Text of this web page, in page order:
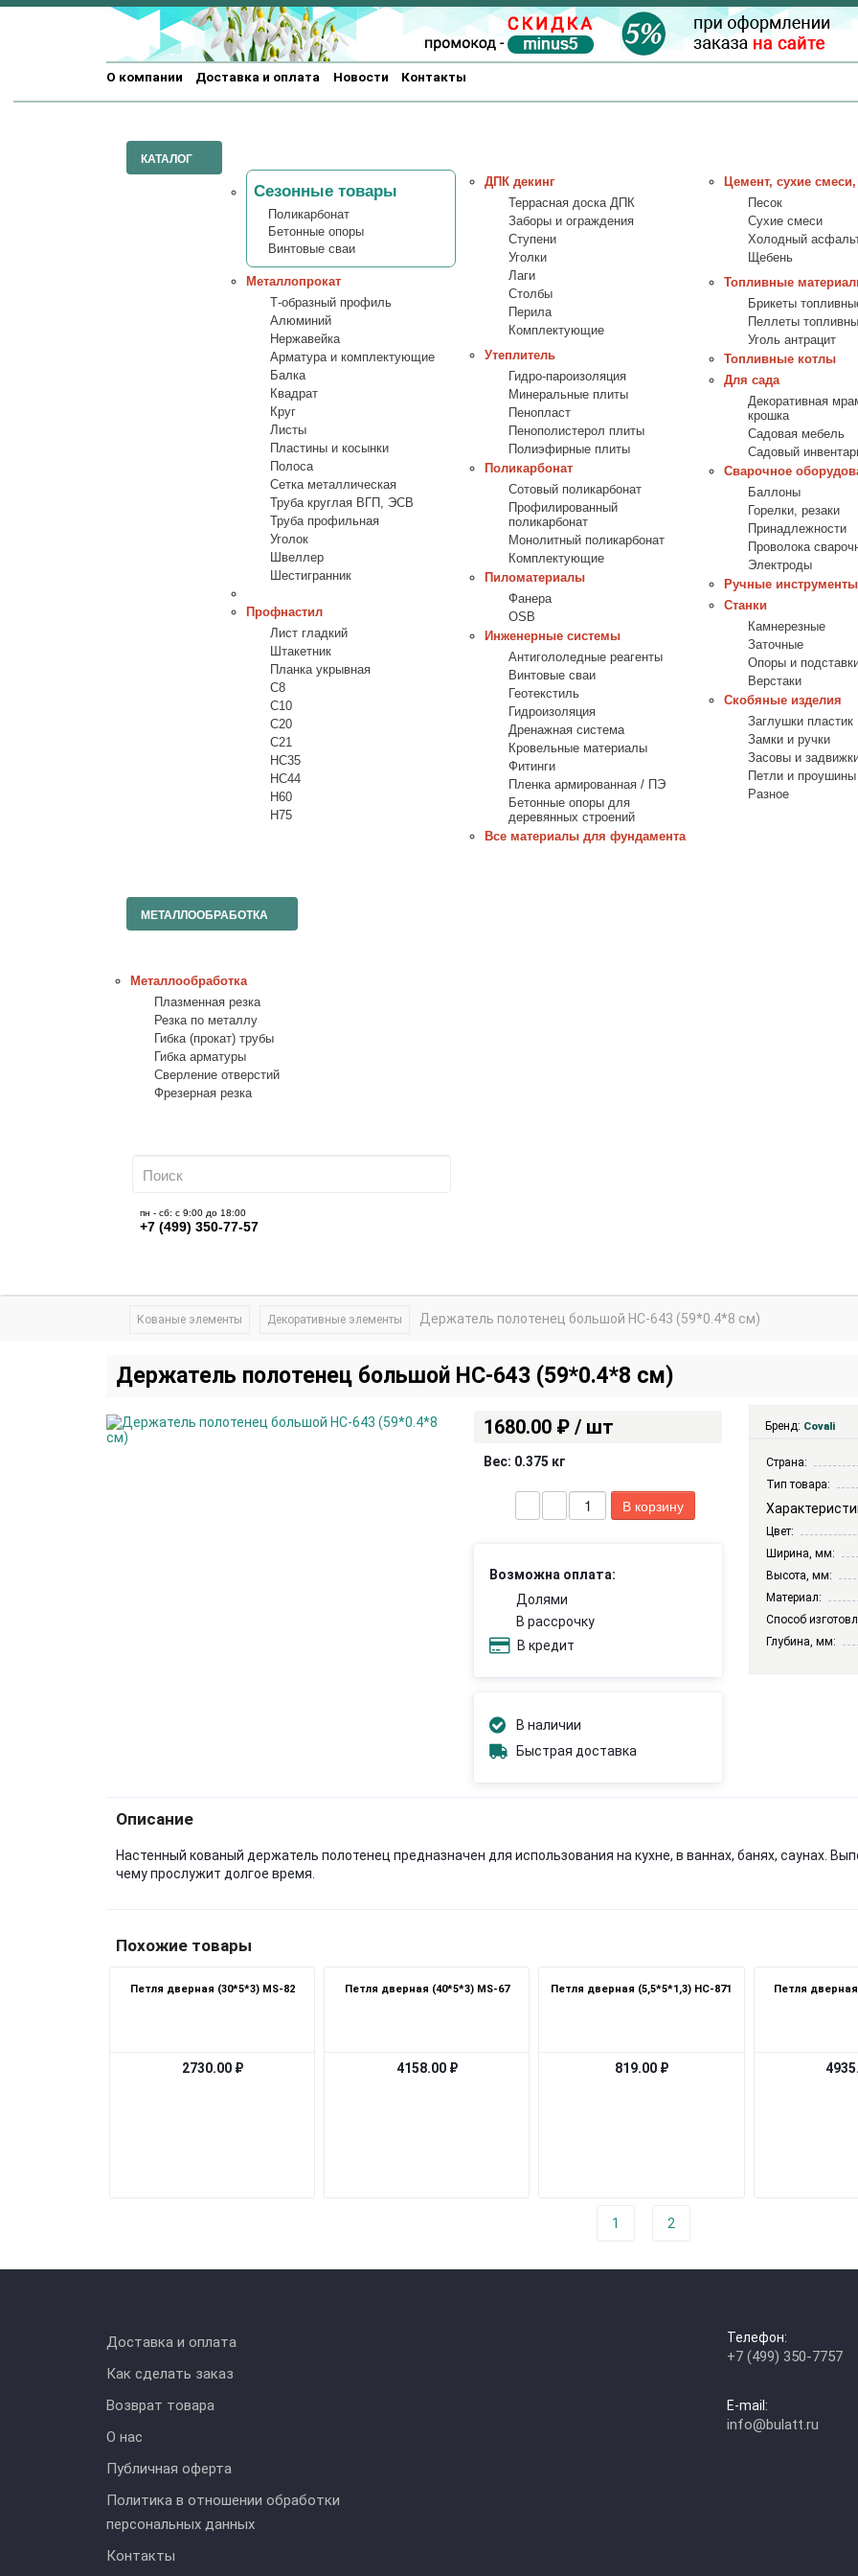
О компании Доставка и оплата Новости Контакты
КАТАЛОГ
Сезонные товары
Поликарбонат
Бетонные опоры
Винтовые сваи
Металлопрокат
Т-образный профиль
Алюминий
Нержавейка
Арматура и комплектующие
Балка
Квадрат
Круг
Листы
Пластины и косынки
Полоса
Сетка металлическая
Труба круглая ВГП, ЭСВ
Труба профильная
Уголок
Швеллер
Шестигранник
Профнастил
Лист гладкий
Штакетник
Планка укрывная
C8
C10
C20
C21
НС35
HC44
H60
H75
ДПК декинг
Террасная доска ДПК
Заборы и ограждения
Ступени
Уголки
Лаги
Столбы
Перила
Комплектующие
Утеплитель
Гидро-пароизоляция
Минеральные плиты
Пенопласт
Пенополистерол плиты
Полиэфирные плиты
Поликарбонат
Сотовый поликарбонат
Профилированный
поликарбонат
Монолитный поликарбонат
Комплектующие
Пиломатериалы
Фанера
OSB
Инженерные системы
Антигололедные реагенты
Винтовые сваи
Геотекстиль
Гидроизоляция
Дренажная система
Кровельные материалы
Фитинги
Пленка армированная / ПЭ
Бетонные опоры для
деревянных строений
Все материалы для фундамента
Цемент, сухие
Песок
Сухие смеси
Холодный
Щебень
Топливные
Брикеты
Пеллеты
Уголь антрацит
Топливные котлы
Для сада
Декоративная
крошка
Садовая мебель
Садовый
Сварочное
Баллоны
Горелки, резаки
Принадлежности
Проволока
Электроды
Ручные инструменты
Станки
Камнерезные
Заточные
Опоры и
Верстаки
Скобяные изделия
Заглушки пластик
Замки и ручки
Засовы и
Петли и проушины
Разное
МЕТАЛЛООБРАБОТКА
Металлообработка
Плазменная резка
Резка по металлу
Гибка (прокат) трубы
Гибка арматуры
Сверление отверстий
Фрезерная резка
пн - сб: с 9:00 до 18:00
+7 (499) 350-77-57
Кованые элементы Декоративные элементы Держатель полотенец большой НС-643 (59*0.4*8 см)
Держатель полотенец большой НС-643 (59*0.4*8 см)
1680.00 ₽ / шт
Вес: 0.375 кг
Возможна оплата:
Долями
В рассрочку
В кредит
В наличии
Быстрая доставка
Бренд: Covali
Страна:
Тип товара:
Цвет:
Ширина, мм:
Высота, мм:
Материал:
Способ
Глубина, мм:
Описание
Настенный кованый держатель полотенец предназначен для использования на кухне, в ваннах, банях, саунах.
чему прослужит долгое время.
Похожие товары
Петля дверная (30*5*3) MS-82
2730.00 ₽
Петля дверная (40*5*3) MS-67
4158.00 ₽
Петля дверная (5,5*5*1,3) HC-871
819.00 ₽
Петля
1 2
Доставка и оплата
Как сделать заказ
Возврат товара
О нас
Публичная оферта
Политика в отношении обработки
персональных данных
Контакты
Телефон:
+7 (499) 350-7757
E-mail:
info@bulatt.ru